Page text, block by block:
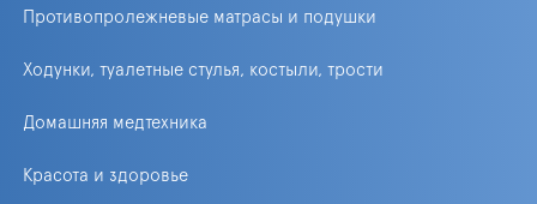
Противопролежневые матрасы и подушки
Ходунки, туалетные стулья, костыли, трости
Домашняя медтехника
Красота и здоровье